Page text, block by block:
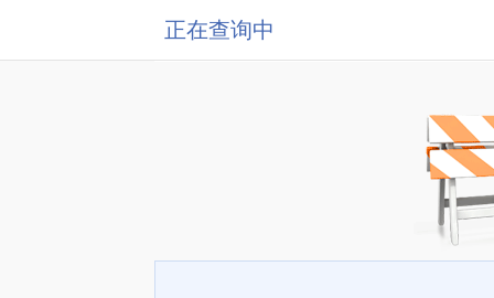
正在查询中